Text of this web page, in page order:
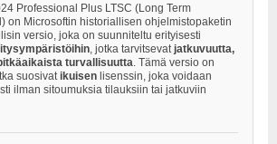
Professional Plus LTSC (Long Term
on Microsoftin historiallisen ohjelmistopaketin
versio, joka on suunniteltu erityisesti
, jotka tarvitsevat jatkuvuutta,
turvallisuutta . Tämä versio on
suosivat ikuisen lisenssin, joka voidaan
ilman sitoumuksia tilauksiin tai jatkuviin